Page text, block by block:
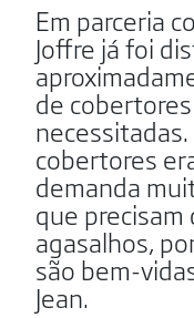
Em parceria
Joffre já foi
de
cobertores
demanda
que
agasalhos,
são bem-
Jean.